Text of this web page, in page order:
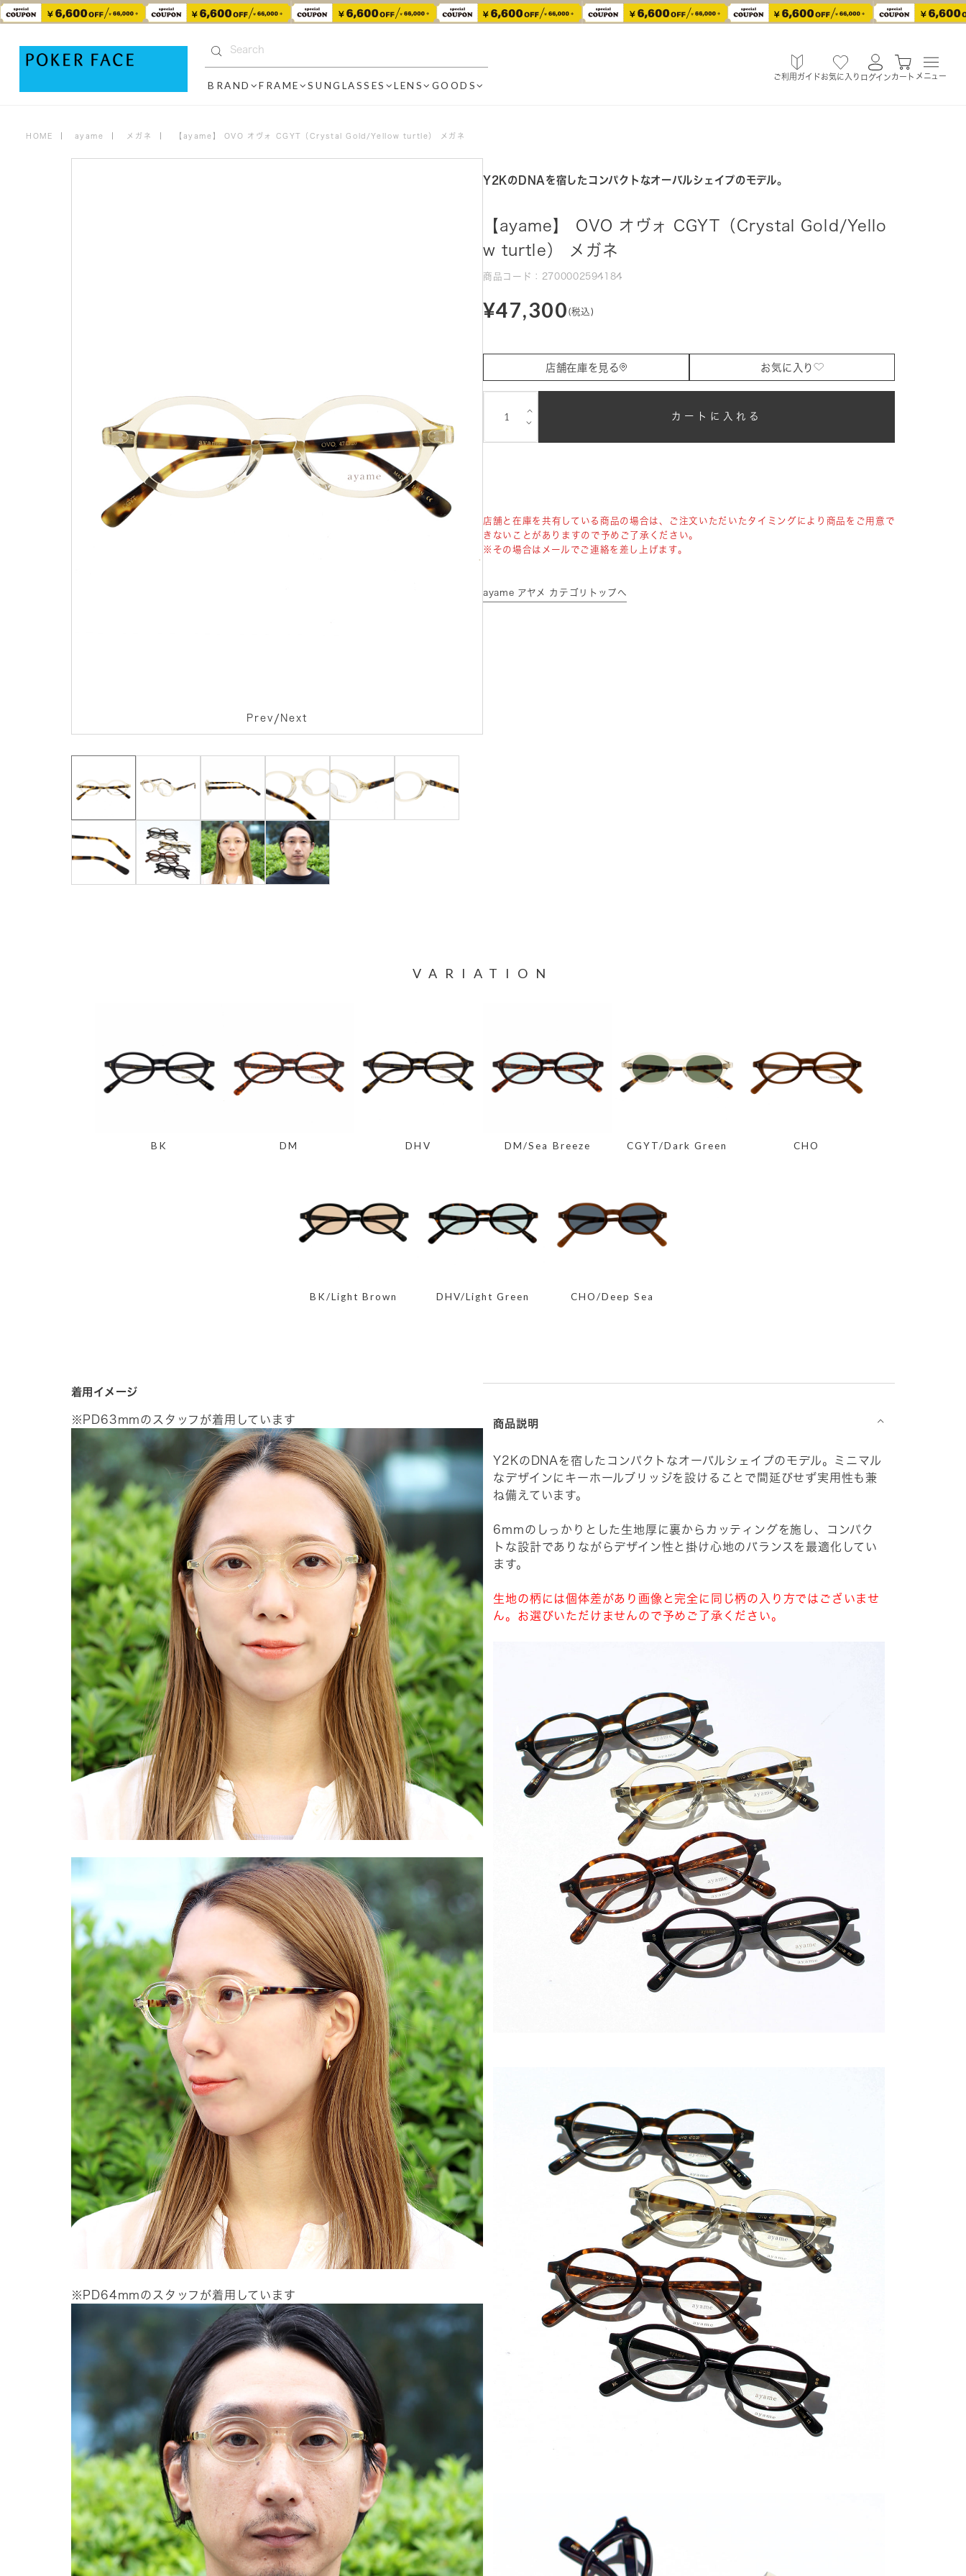
BRAND FRAME SUNGLASSES LENS GOODS
ご利用ガイドお気に入り ログインカート メニュー
HOME ayame メガネ 【ayame】 OVO オヴォ CGYT（Crystal Gold/Yellow turtle） メガネ
Prev / Next
Y2KのDNAを宿したコンパクトなオーバルシェイプのモデル。
【ayame】 OVO オヴォ CGYT（Crystal Gold/Yello
w turtle） メガネ
商品コード：2700002594184
¥47,300 (税込)
店舗在庫を見る お気に入り
⌵
⌵
カートに入れる
店舗と在庫を共有している商品の場合は、ご注文いただいたタイミングにより商品をご用意で
きないことがありますので予めご了承ください。
※その場合はメールでご連絡を差し上げます。
ayame アヤメ カテゴリトップへ
VARIATION
BK DM DHV DM/Sea Breeze CGYT/Dark Green CHO
BK/Light Brown DHV/Light Green CHO/Deep Sea
着用イメージ
※PD63mmのスタッフが着用しています
※PD64mmのスタッフが着用しています
商品説明 ⌵
Y2KのDNAを宿したコンパクトなオーバルシェイプのモデル。ミニマル
なデザインにキーホールブリッジを設けることで間延びせず実用性も兼
ね備えています。
6mmのしっかりとした生地厚に裏からカッティングを施し、コンパク
トな設計でありながらデザイン性と掛け心地のバランスを最適化してい
ます。
生地の柄には個体差があり画像と完全に同じ柄の入り方ではございませ
ん。お選びいただけませんので予めご了承ください。